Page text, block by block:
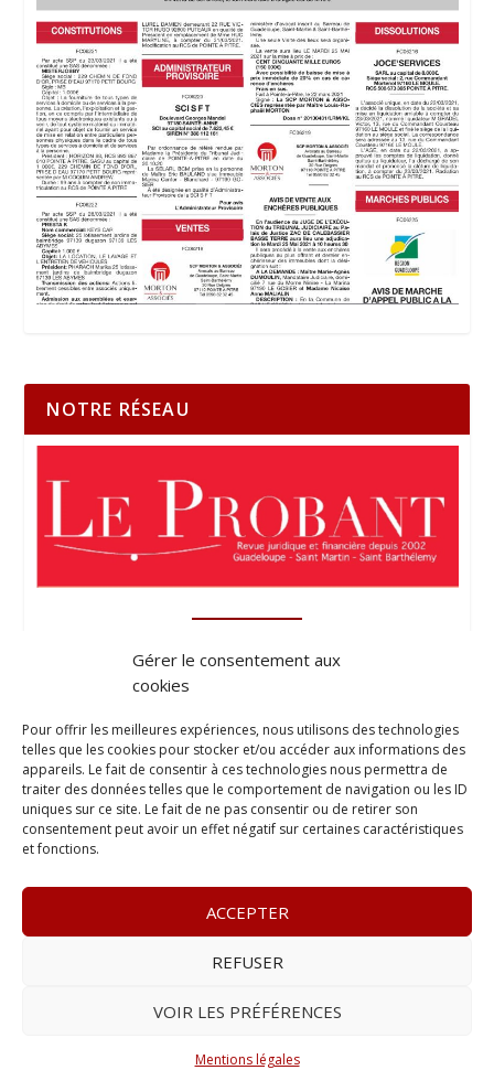
Gérer le consentement aux
cookies
Pour offrir les meilleures expériences, nous utilisons des technologies
telles que les cookies pour stocker et/ou accéder aux informations des
appareils. Le fait de consentir à ces technologies nous permettra de
traiter des données telles que le comportement de navigation ou les ID
uniques sur ce site. Le fait de ne pas consentir ou de retirer son
consentement peut avoir un effet négatif sur certaines caractéristiques
et fonctions.
ACCEPTER
REFUSER
VOIR LES PRÉFÉRENCES
Mentions légales
NOTRE RÉSEAU
– www.lapostille.fr –
– E-mail :contact@lapostille.fr–
Réalisé avec ❤ par l’Agence 4gency